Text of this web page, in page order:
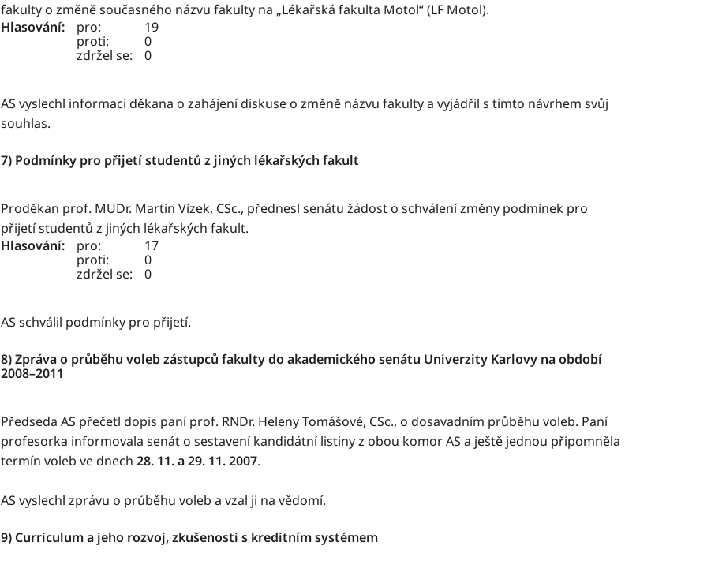
fakulty o změně současného názvu fakulty na „Lékařská fakulta Motol“ (LF Motol).
Hlasování:
pro:
19
proti:
0
zdržel se:
0
AS vyslechl informaci děkana o zahájení diskuse o změně názvu fakulty a vyjádřil s tímto návrhem svůj
souhlas.
7) Podmínky pro přijetí studentů z jiných lékařských fakult
Proděkan prof. MUDr. Martin Vízek, CSc., přednesl senátu žádost o schválení změny podmínek pro
přijetí studentů z jiných lékařských fakult.
Hlasování:
pro:
17
proti:
0
zdržel se:
0
AS schválil podmínky pro přijetí.
8) Zpráva o průběhu voleb zástupců fakulty do akademického senátu Univerzity Karlovy na období
2008–2011
Předseda AS přečetl dopis paní prof. RNDr. Heleny Tomášové, CSc., o dosavadním průběhu voleb. Paní
profesorka informovala senát o sestavení kandidátní listiny z obou komor AS a ještě jednou připomněla
termín voleb ve dnech 28. 11. a 29. 11. 2007.
AS vyslechl zprávu o průběhu voleb a vzal ji na vědomí.
9) Curriculum a jeho rozvoj, zkušenosti s kreditním systémem